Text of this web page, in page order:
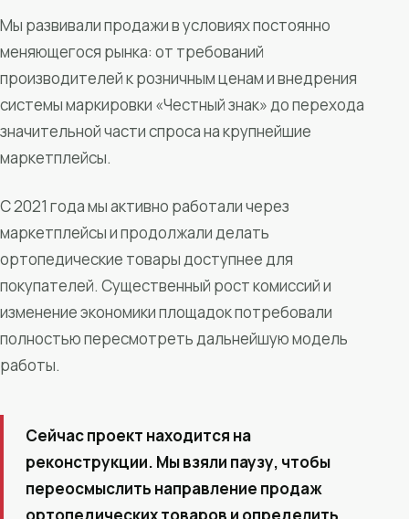
Мы развивали продажи в условиях постоянно
меняющегося рынка: от требований
производителей к розничным ценам и внедрения
системы маркировки «Честный знак» до перехода
значительной части спроса на крупнейшие
маркетплейсы.
С 2021 года мы активно работали через
маркетплейсы и продолжали делать
ортопедические товары доступнее для
покупателей. Существенный рост комиссий и
изменение экономики площадок потребовали
полностью пересмотреть дальнейшую модель
работы.
Сейчас проект находится на
реконструкции. Мы взяли паузу, чтобы
переосмыслить направление продаж